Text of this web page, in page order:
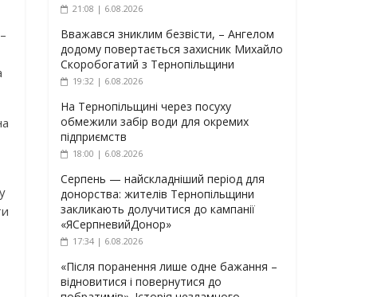
21:08 | 6.08.2026
Вважався зниклим безвісти, – Ангелом
додому повертається захисник Михайло
Скоробогатий з Тернопільщини
19:32 | 6.08.2026
На Тернопільщині через посуху
обмежили забір води для окремих
підприємств
18:00 | 6.08.2026
Серпень — найскладніший період для
донорства: жителів Тернопільщини
закликають долучитися до кампанії
«ЯСерпневийДонор»
17:34 | 6.08.2026
«Після поранення лише одне бажання –
відновитися і повернутися до